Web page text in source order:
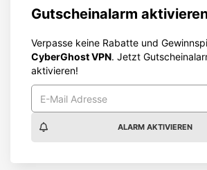
Gutscheinalarm
Verpasse keine Rabatte und
CyberGhost VPN. Jetzt
aktivieren!
ALARM AKTIVIEREN